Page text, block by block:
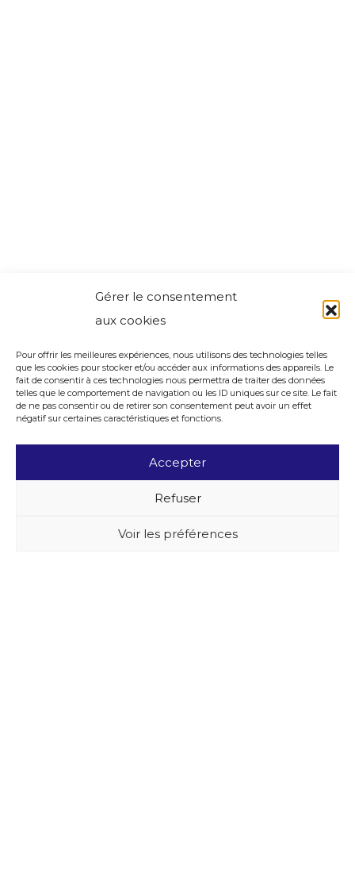
Gérer le consentement
aux cookies
Pour offrir les meilleures expériences, nous utilisons des technologies telles
que les cookies pour stocker et/ou accéder aux informations des appareils. Le
fait de consentir à ces technologies nous permettra de traiter des données
telles que le comportement de navigation ou les ID uniques sur ce site. Le fait
de ne pas consentir ou de retirer son consentement peut avoir un effet
négatif sur certaines caractéristiques et fonctions.
Accepter
Refuser
Voir les préférences